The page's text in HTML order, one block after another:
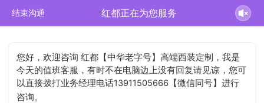
结束沟通 红都正在为您服务
您好，欢迎咨询 红都【中华老字号】高端西装定制，我是
今天的值班客服，有时不在电脑边上没有回复请见谅，您可
以直接拨打业务经理电话13911505666【微信同号】进行
咨询。